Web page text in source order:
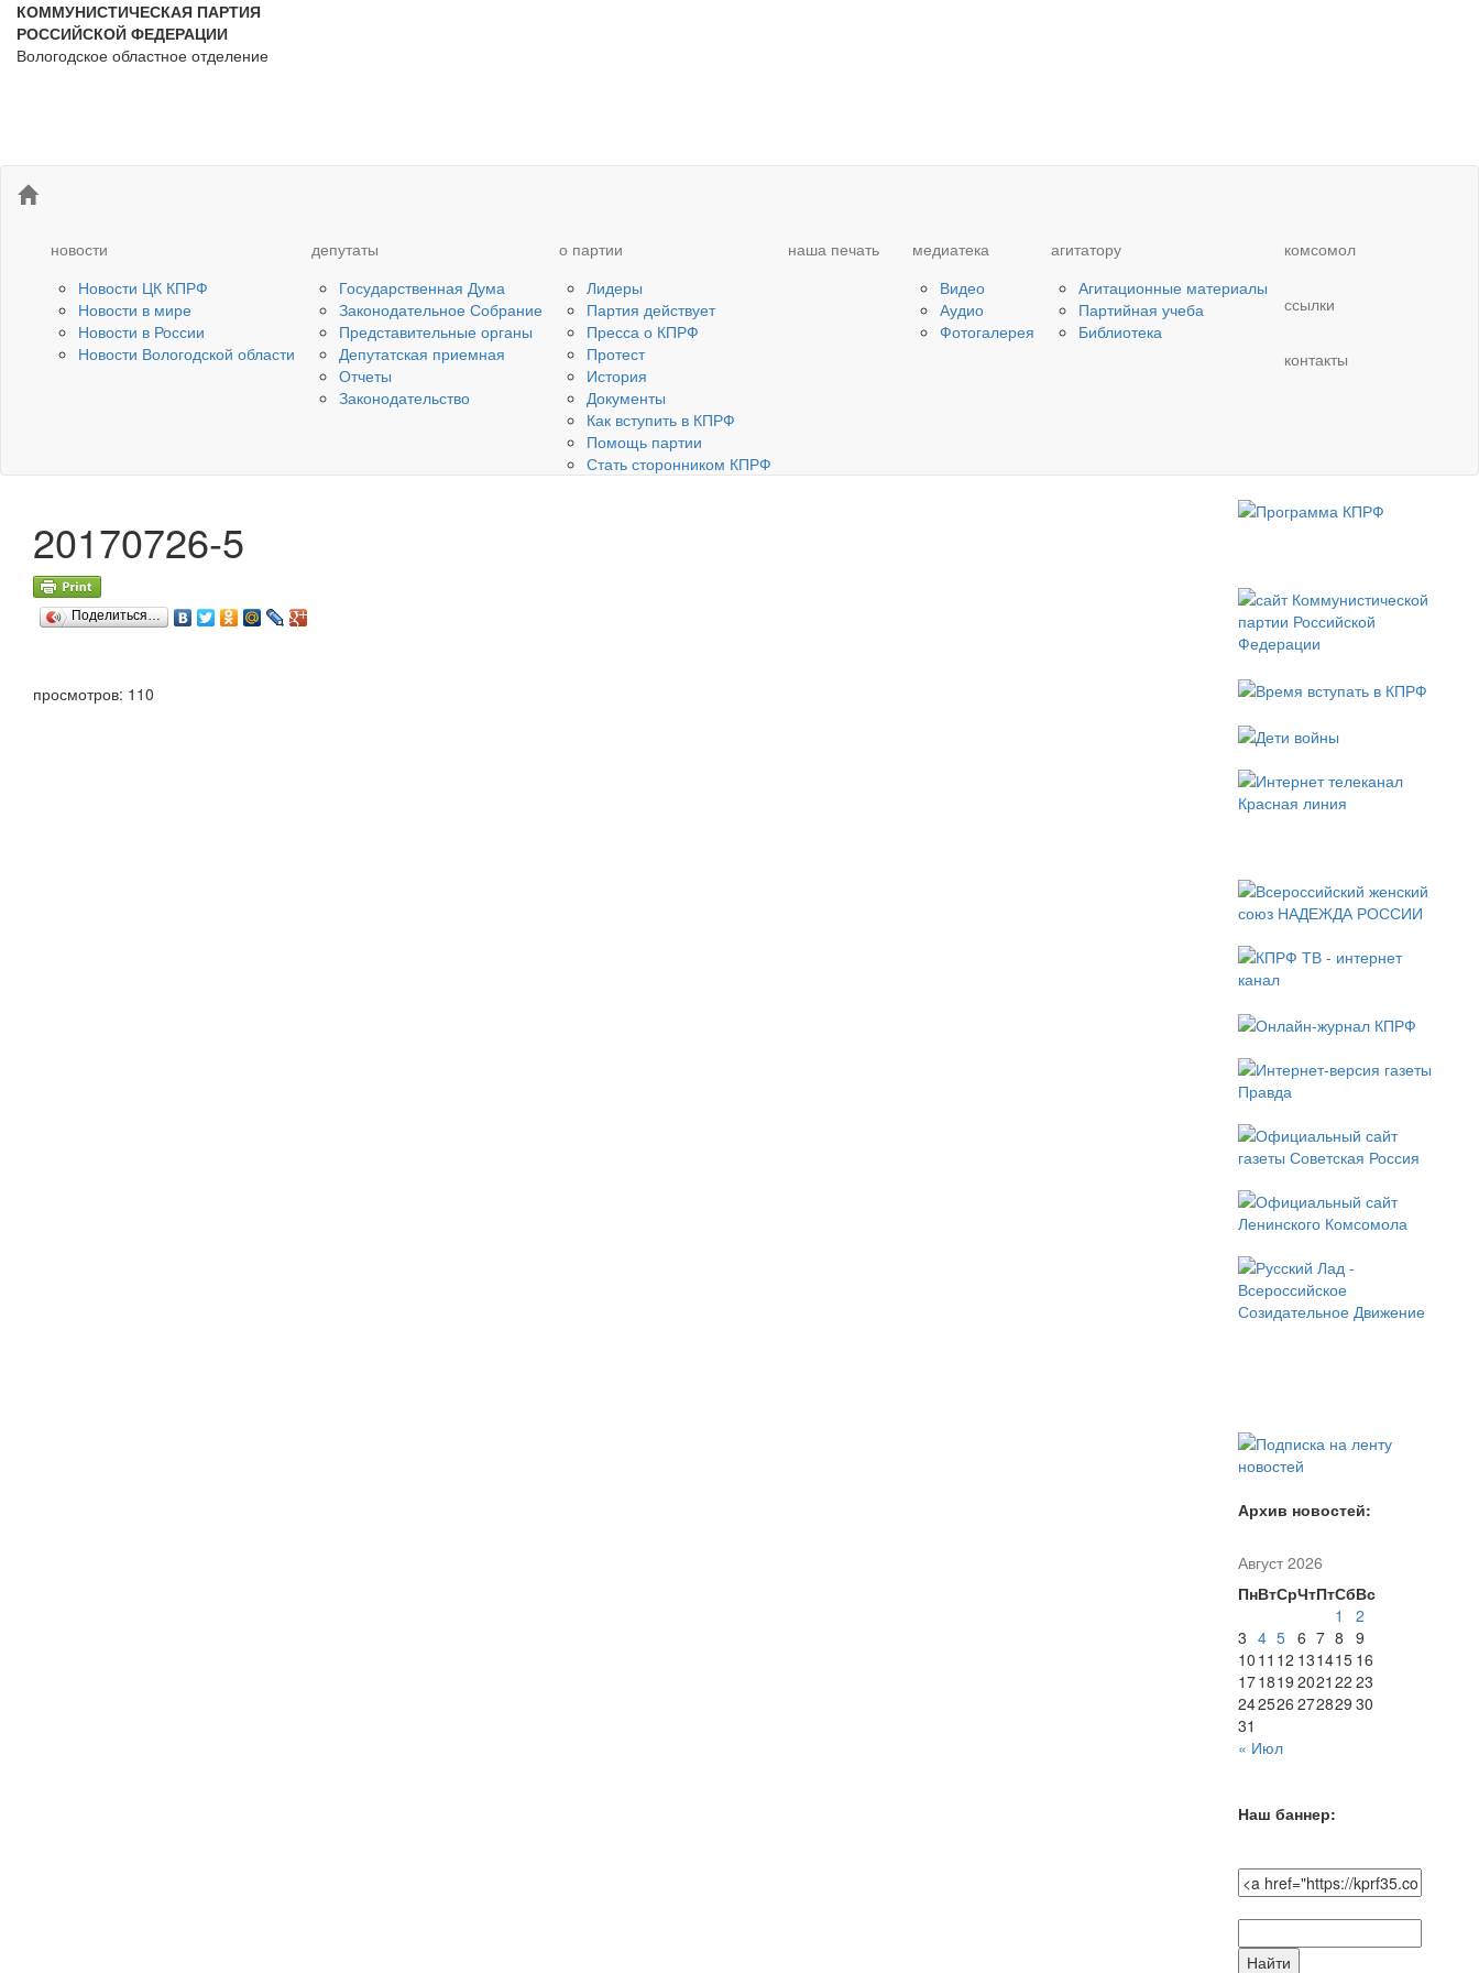
КОММУНИСТИЧЕСКАЯ ПАРТИЯ
РОССИЙСКОЙ ФЕДЕРАЦИИ
Вологодское областное отделение
новости
Новости ЦК КПРФ
Новости в мире
Новости в России
Новости Вологодской области
депутаты
Государственная Дума
Законодательное Собрание
Представительные органы
Депутатская приемная
Отчеты
Законодательство
о партии
Лидеры
Партия действует
Пресса о КПРФ
Протест
История
Документы
Как вступить в КПРФ
Помощь партии
Стать сторонником КПРФ
наша печать
медиатека
Видео
Аудио
Фотогалерея
агитатору
Агитационные материалы
Партийная учеба
Библиотека
комсомол
ссылки
контакты
20170726-5
Поделиться…
просмотров: 110
Архив новостей:
Август 2026
ПнВтСрЧтПтСбВс
1
2
3 4 5 6 7 8 9
10 11 12 131415 16
171819 2021 22 23
242526 272829 30
31
« Июл
Наш баннер:
по